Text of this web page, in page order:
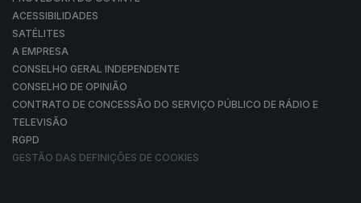
ACESSIBILIDADES
SATÉLITES
A EMPRESA
CONSELHO GERAL INDEPENDENTE
CONSELHO DE OPINIÃO
CONTRATO DE CONCESSÃO DO SERVIÇO PÚBLICO DE RÁDIO E
TELEVISÃO
RGPD
GESTÃO DAS DEFINIÇÕES DE COOKIES